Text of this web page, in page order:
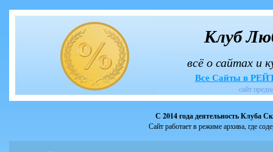
Клуб
всё о сайтах и
Все Сайты в
сайт
С 2014 года деятельность Клуба
Сайт работает в режиме архива, где